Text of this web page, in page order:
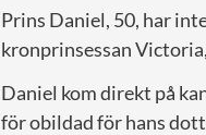
Prins Daniel, 50, har
kronprinsessan
Daniel kom direkt på
för obildad för hans